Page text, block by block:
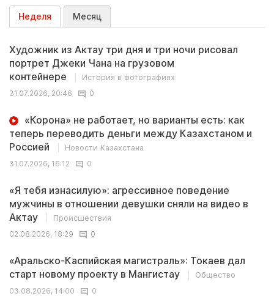
Неделя Месяц
Художник из Актау три дня и три ночи рисовал
портрет Джеки Чана на грузовом
контейнере
История в фотографиях
31.07.2026, 20:46
0
«Корона» не работает, но варианты есть: как
теперь переводить деньги между Казахстаном и
Россией
Новости Казахстана
31.07.2026, 16:12
0
«Я тебя изнасилую»: агрессивное поведение
мужчины в отношении девушки сняли на видео в
Актау
Происшествия
02.08.2026, 18:29
0
«Аральско-Каспийская магистраль»: Токаев дал
старт новому проекту в Мангистау
Общество
03.08.2026, 14:00
0